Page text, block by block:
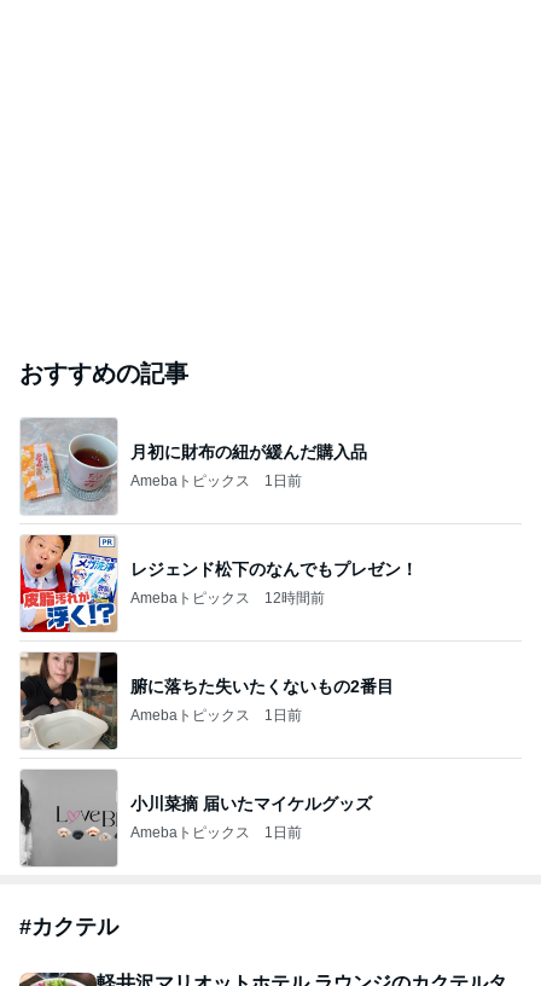
おすすめの記事
月初に財布の紐が緩んだ購入品
Amebaトピックス 1日前
レジェンド松下のなんでもプレゼン！
Amebaトピックス 12時間前
腑に落ちた失いたくないもの2番目
Amebaトピックス 1日前
小川菜摘 届いたマイケルグッズ
Amebaトピックス 1日前
#カクテル